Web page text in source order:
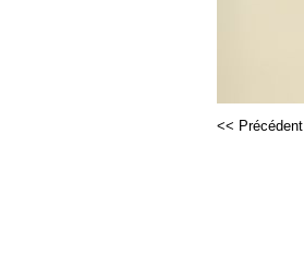
<< Précédent